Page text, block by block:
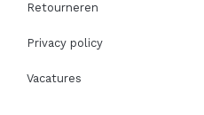
Retourneren
Privacy policy
Vacatures